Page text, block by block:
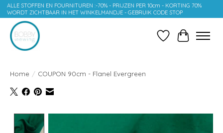
ALLE STOFFEN EN FOURNITUREN :-70% - PRIJZEN PER 10cm - KORTING 70%
WORDT ZICHTBAAR IN HET WINKELMANDJE - GEBRUIK CODE STOP
Verlanglijst
Home / COUPON 90cm - Flanel Evergreen